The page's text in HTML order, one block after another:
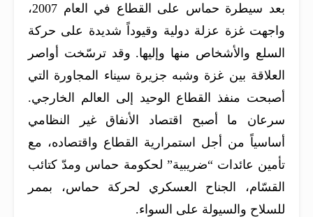
بعد سيطرة حماس على القطاع في العام 2007،
واجهت غزة عزلة دولية وقيوداً شديدة على حركة
السلع والأشخاص منها وإليها. وقد ترسّخت أواصر
العلاقة بين غزة وشبه جزيرة سيناء المجاورة التي
أصبحت منفذ القطاع الوحيد إلى العالم الخارجي.
سرعان ما أصبح اقتصاد الأنفاق غير النظامي
أساسياً من أجل استمرارية القطاع واقتصاده، مع
تأمين عائدات “ضريبية” لحكومة حماس ومدّ كتائب
القسّام، الجناح العسكري لحركة حماس، بممر
للسلاح والسيولة على السواء.